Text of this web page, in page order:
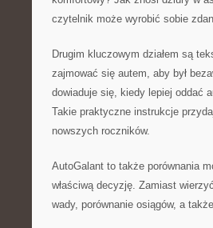
czytelnik może wyrobić sobie
Drugim kluczowym działem są
zajmować się autem, aby był
dowiaduje się, kiedy lepiej oddać
Takie praktyczne instrukcje
nowszych roczników.
AutoGalant to także porównania
właściwą decyzję. Zamiast
wady, porównanie osiągów, a